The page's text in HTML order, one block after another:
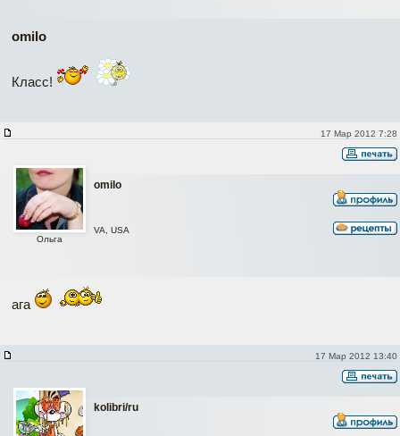
omilo
Класс!
17 Мар 2012 7:28
omilo
Ольга
VA, USA
ага
17 Мар 2012 13:40
kolibri/ru